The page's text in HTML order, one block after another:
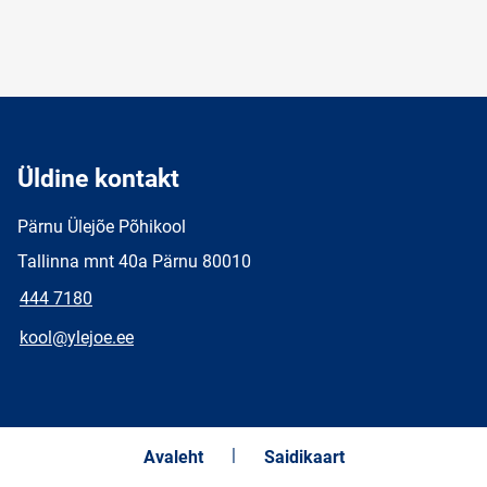
Üldine kontakt
Pärnu Ülejõe Põhikool
Tallinna mnt 40a Pärnu 80010
444 7180
kool@ylejoe.ee
Avaleht Saidikaart